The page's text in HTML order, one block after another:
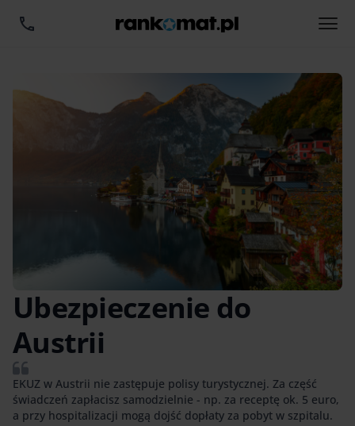
Ubezpieczenie do
Austrii
EKUZ w Austrii nie zastępuje polisy turystycznej. Za część
świadczeń zapłacisz samodzielnie - np. za receptę ok. 5 euro,
a przy hospitalizacji mogą dojść dopłaty za pobyt w szpitalu.